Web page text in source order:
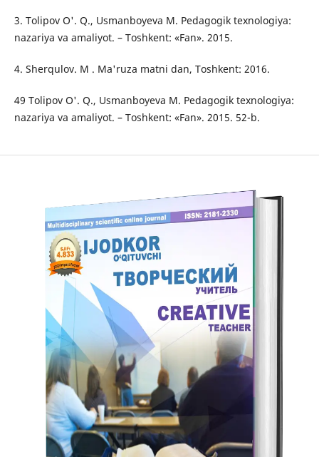
3. Tolipov O'. Q., Usmanboyeva M. Pedagogik texnologiya:
nazariya va amaliyot. – Toshkent: «Fan». 2015.
4. Sherqulov. M . Ma'ruza matni dan, Toshkent: 2016.
49 Tolipov O'. Q., Usmanboyeva M. Pedagogik texnologiya:
nazariya va amaliyot. – Toshkent: «Fan». 2015. 52-b.